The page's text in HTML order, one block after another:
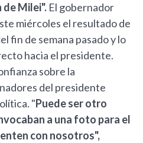
de Milei". El gobernador
miércoles el resultado de
fin de semana pasado y lo
hacia el presidente.
sobre la
del presidente
"Puede ser otro
a una foto para el
con nosotros",